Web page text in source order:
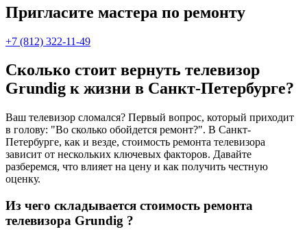
Пригласите мастера по ремонту
+7 (812) 322-11-49
Сколько стоит вернуть телевизор
Grundig к жизни в Санкт-Петербурге?
Ваш телевизор сломался? Первый вопрос, который приходит
в голову: "Во сколько обойдется ремонт?". В Санкт-
Петербурге, как и везде, стоимость ремонта телевизора
зависит от нескольких ключевых факторов. Давайте
разберемся, что влияет на цену и как получить честную
оценку.
Из чего складывается стоимость ремонта
телевизора Grundig ?